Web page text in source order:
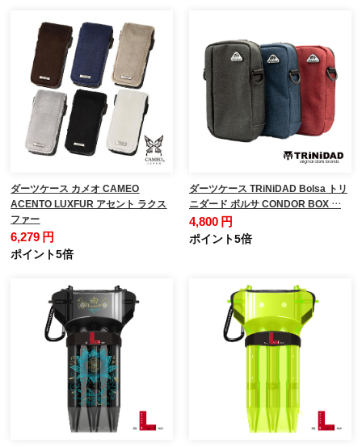
ダーツケース カメオ CAMEO
ACENTO LUXFUR アセント ラクス
ファー
6,279 円
ポイント5倍
ダーツケース TRiNiDAD Bolsa トリ
ニダード ボルサ CONDOR BOX …
4,800 円
ポイント5倍